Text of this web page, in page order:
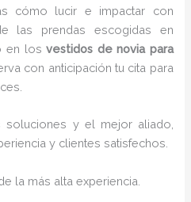
cómo lucir e impactar con
las prendas escogidas en
en losvestidos de novia para
con anticipación tu cita para
soluciones y el mejor aliado,
y clientes satisfechos.
la más alta experiencia.